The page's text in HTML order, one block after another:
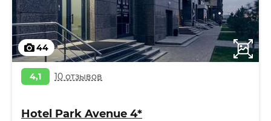
44
4,1 10 отзывов
Hotel Park Avenue 4*